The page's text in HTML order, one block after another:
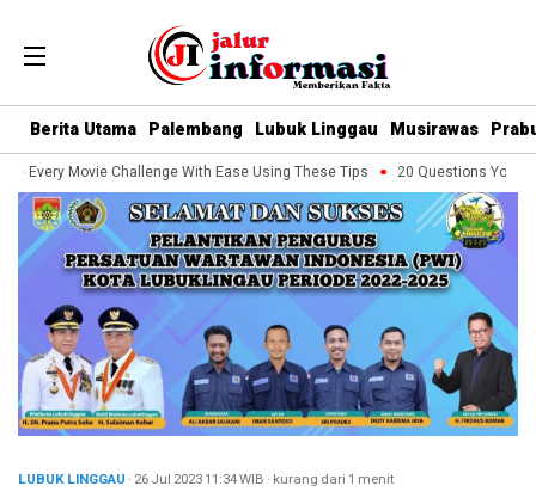
Berita Utama Palembang Lubuk Linggau Musirawas
Every Movie Challenge With Ease Using These Tips 20 Questions You
LUBUK LINGGAU · 26 Jul 202311:34WIB · kurang dari 1 menit